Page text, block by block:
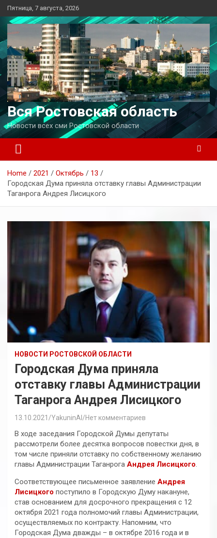
Перейти
к
содержимому
Пятница, 7 августа, 2026
Вся Ростовская область
Новости всех сми Ростовской области
Home 2021 Октябрь
13
Городская Дума приняла отставку главы Администрации
Таганрога Андрея Лисицкого
НОВОСТИ РОСТОВСКОЙ ОБЛАСТИ
Городская Дума приняла
отставку главы Администрации
Таганрога Андрея Лисицкого
13.10.2021 YakuninAI Нет комментариев
В ходе заседания Городской Думы депутаты
рассмотрели более десятка вопросов повестки дня, в
том числе приняли отставку по собственному желанию
главы Администрации Таганрога Андрея Лисицкого.
Соответствующее письменное заявление Андрея
Лисицкого поступило в Городскую Думу накануне,
став основанием для досрочного прекращения с 12
октября 2021 года полномочий главы Администрации,
осуществляемых по контракту. Напомним, что
Городская Дума дважды – в октябре 2016 года и в